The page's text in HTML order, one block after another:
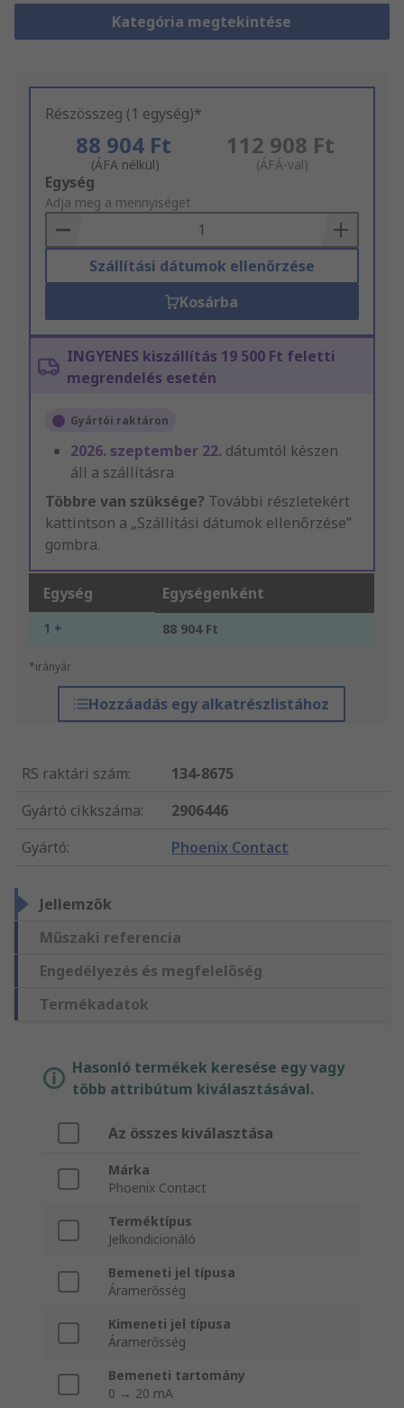
Kategória megtekintése
Részösszeg (1 egység)*
88 904 Ft
(ÁFA nélkül)
112 908 Ft
(ÁFÁ-val)
Add
to
Basket
Egység
Adja meg a mennyiséget
Szállítási dátumok ellenőrzése
Kosárba
INGYENES kiszállítás 19 500 Ft feletti
megrendelés esetén
Gyártói raktáron
2026. szeptember 22. dátumtól készen
áll a szállításra
Többre van szüksége? További részletekért
kattintson a „Szállítási dátumok ellenőrzése”
gombra.
Egység Egységenként
1 + 88 904 Ft
*irányár
Hozzáadás egy alkatrészlistához
RS raktári szám:
134-8675
Gyártó cikkszáma:
2906446
Gyártó: Phoenix Contact
Jellemzők
Műszaki referencia
Engedélyezés és megfelelőség
Termékadatok
Hasonló termékek keresése egy vagy
több attribútum kiválasztásával.
Az összes kiválasztása
Márka
Phoenix Contact
Terméktípus
Jelkondicionáló
Bemeneti jel típusa
Áramerősség
Kimeneti jel típusa
Áramerősség
Bemeneti tartomány
0 → 20 mA